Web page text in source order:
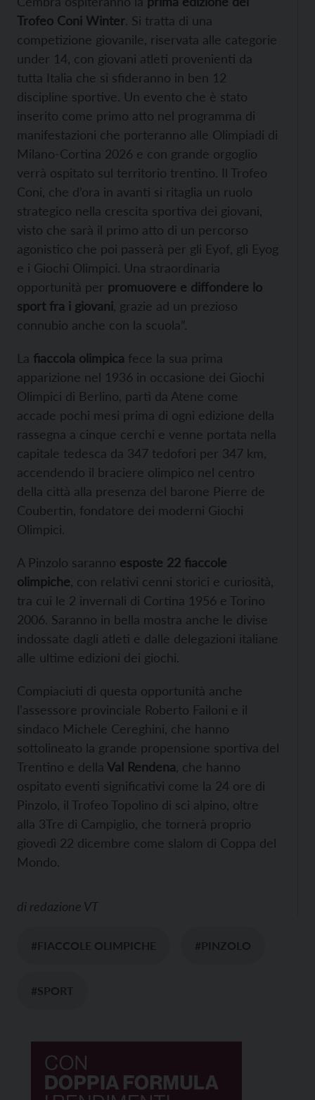
Trofeo Coni Winter. Si tratta di una
competizione giovanile, riservata alle categorie
under 14, con giovani atleti provenienti da
tutta Italia che si sfideranno in ben 12
discipline sportive. Un evento che è stato
inserito come primo atto nel programma di
manifestazioni che porteranno alle Olimpiadi di
Milano-Cortina 2026 e con grande orgoglio
verrà ospitato sul territorio trentino. Il Trofeo
Coni, che d’ora in avanti si ritaglia un ruolo
strategico nella crescita sportiva dei giovani,
visto che sarà il primo atto di un percorso
agonistico che poi passerà per gli Eyof, gli Eyog
e i Giochi Olimpici. Una straordinaria
opportunità per promuovere e diffondere lo
sport fra i giovani , grazie ad un prezioso
connubio anche con la scuola”.
La fiaccola olimpica fece la sua prima
apparizione nel 1936 in occasione dei Giochi
Olimpici di Berlino, partì da Atene come
accade pochi mesi prima di ogni edizione della
rassegna a cinque cerchi e venne portata nella
capitale tedesca da 347 tedofori per 347 km,
accendendo il braciere olimpico nel centro
della città alla presenza del barone Pierre de
Coubertin, fondatore dei moderni Giochi
Olimpici.
A Pinzolo saranno esposte 22 fiaccole
olimpiche , con relativi cenni storici e curiosità,
tra cui le 2 invernali di Cortina 1956 e Torino
2006. Saranno in bella mostra anche le divise
indossate dagli atleti e dalle delegazioni italiane
alle ultime edizioni dei giochi.
Compiaciuti di questa opportunità anche
l’assessore provinciale Roberto Failoni e il
sindaco Michele Cereghini, che hanno
sottolineato la grande propensione sportiva del
Trentino e della Val Rendena , che hanno
ospitato eventi significativi come la 24 ore di
Pinzolo, il Trofeo Topolino di sci alpino, oltre
alla 3Tre di Campiglio, che tornerà proprio
giovedì 22 dicembre come slalom di Coppa del
Mondo.
di redazione VT
#FIACCOLE OLIMPICHE #PINZOLO
#SPORT